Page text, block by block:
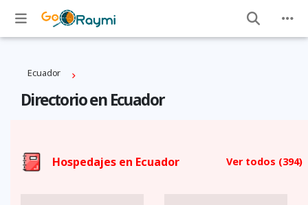
Ecuador
Directorio en Ecuador
Hospedajes en Ecuador Ver todos (394)